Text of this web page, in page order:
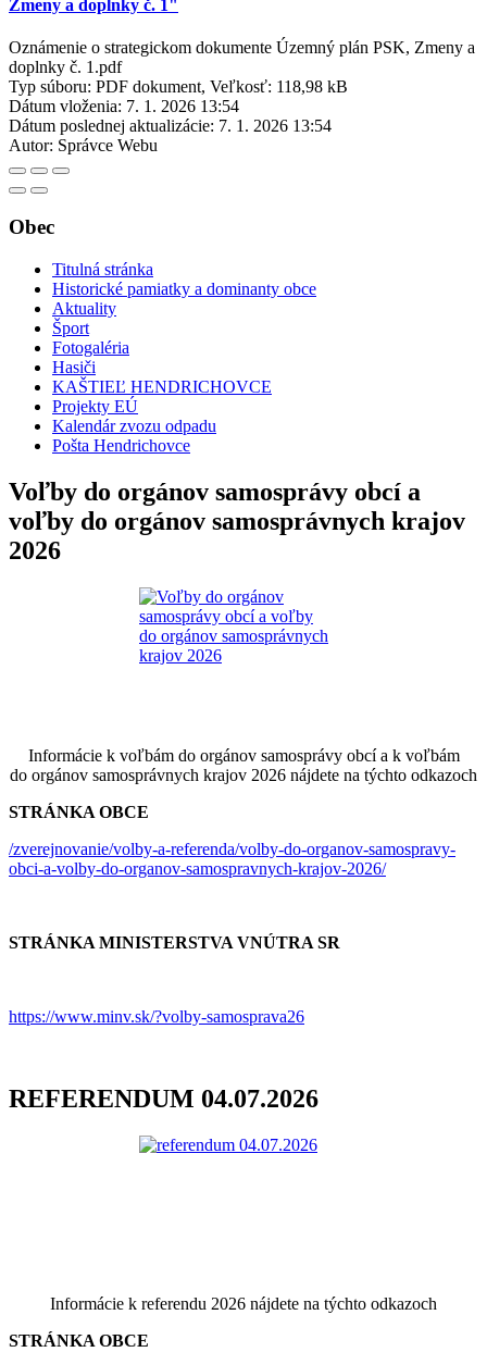
Zmeny a doplnky č. 1"
Oznámenie o strategickom dokumente Územný plán PSK, Zmeny a
doplnky č. 1.pdf
Typ súboru: PDF dokument, Veľkosť: 118,98 kB
Dátum vloženia: 7. 1. 2026 13:54
Dátum poslednej aktualizácie: 7. 1. 2026 13:54
Autor: Správce Webu
Obec
Titulná stránka
Historické pamiatky a dominanty obce
Aktuality
Šport
Fotogaléria
Hasiči
KAŠTIEĽ HENDRICHOVCE
Projekty EÚ
Kalendár zvozu odpadu
Pošta Hendrichovce
Voľby do orgánov samosprávy obcí a
voľby do orgánov samosprávnych krajov
2026
Informácie k voľbám do orgánov samosprávy obcí a k voľbám
do orgánov samosprávnych krajov 2026 nájdete na týchto odkazoch
STRÁNKA OBCE
/zverejnovanie/volby-a-referenda/volby-do-organov-samospravy-
obci-a-volby-do-organov-samospravnych-krajov-2026/
STRÁNKA MINISTERSTVA VNÚTRA SR
https://www.minv.sk/?volby-samosprava26
REFERENDUM 04.07.2026
Informácie k referendu 2026 nájdete na týchto odkazoch
STRÁNKA OBCE